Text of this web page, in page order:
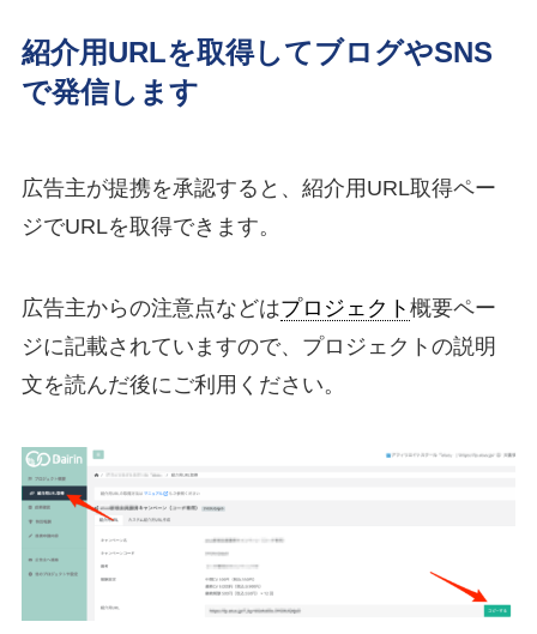
紹介用URLを取得してブログやSNS
で発信します
広告主が提携を承認すると、紹介用URL取得ペー
ジでURLを取得できます。
広告主からの注意点などはプロジェクト 概要ペー
ジに記載されていますので、プロジェクトの説明
文を読んだ後にご利用ください。